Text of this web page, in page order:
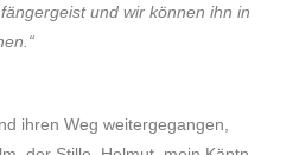
und wir können ihn in
ihren Weg weitergegangen,